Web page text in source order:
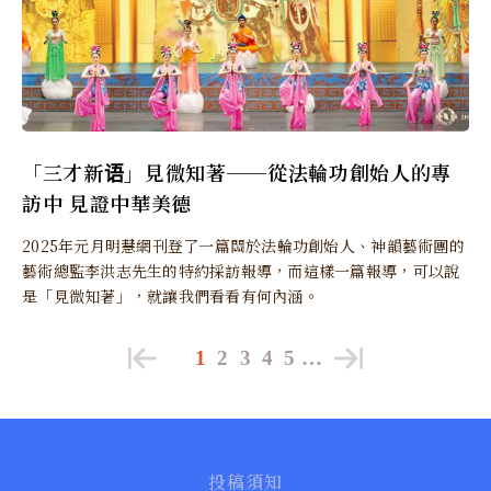
「三才新语」見微知著──從法輪功創始人的專
訪中 見證中華美德
2025年元月明慧網刊登了一篇關於法輪功創始人、神韻藝術團的
藝術總監李洪志先生的特約採訪報導，而這樣一篇報導，可以說
是「見微知著」，就讓我們看看有何內涵。
1 2 3 4 5 …
投稿須知